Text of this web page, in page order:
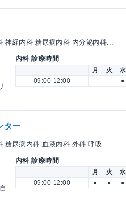
経内科 糖尿病内科 内分泌内科...
内科 診療時間
月 火 水
09:00-12:00
●
ター
糖尿病内科 血液内科 外科 呼吸...
内科 診療時間
月 火 水
09:00-12:00
● ● ●